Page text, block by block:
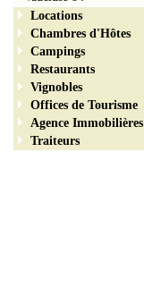
Locations
Chambres d'Hôtes
Campings
Restaurants
Vignobles
Offices de Tourisme
Agence Immobilières
Traiteurs